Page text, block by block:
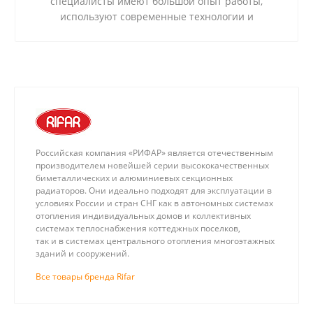
используют современные технологии и
Российская компания «РИФАР» является отечественным
производителем новейшей серии высококачественных
биметаллических и алюминиевых секционных
радиаторов. Они идеально подходят для эксплуатации в
условиях России и стран СНГ как в автономных системах
отопления индивидуальных домов и коллективных
системах теплоснабжения коттеджных поселков,
так и в системах центрального отопления многоэтажных
зданий и сооружений.
Все товары бренда Rifar